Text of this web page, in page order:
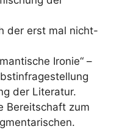
der erst mal nicht-
Ironie“ –
der Literatur.
Bereitschaft zum